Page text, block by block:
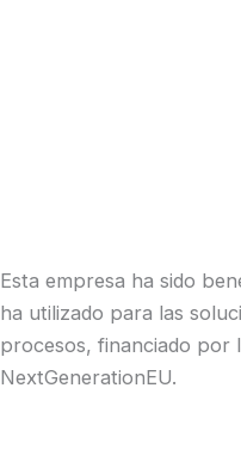
Esta empresa ha sido
ha utilizado para las
procesos, financiado por
NextGenerationEU.